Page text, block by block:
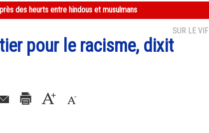
des heurts entre hindous et musulmans
SUR LE VIF
pour le racisme, dixit